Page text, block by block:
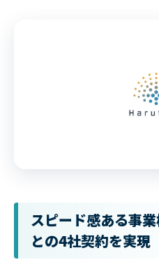
スピード感ある事
との4社契約を実現